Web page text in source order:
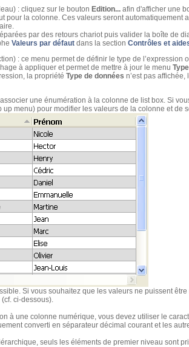
: cliquez sur le bouton Edition... afin d'afficher une
pour la colonne. Ces valeurs seront automatiquement
par des retours chariot puis valider la boîte de
Valeurs par défaut dans la section Contrôles et
: ce menu permet de définir le type de
à appliquer et permet de mettre à jour le menu
la propriété Type de données n’est pas
une énumération à la colonne de list box. Si
menu) pour modifier les valeurs de la colonne et de
Si vous souhaitez que les valeurs ne puissent
ci-dessous).
à une colonne numérique, vous devez utiliser le
converti en séparateur décimal courant et les
seuls les éléments de premier niveau sont